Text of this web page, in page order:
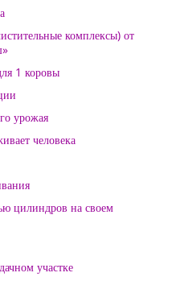
комплексы) от
1 коровы
урожая
человека
цилиндров на своем
участке